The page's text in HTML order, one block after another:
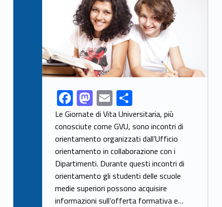
Link identifier share facebook archive #share-link-archive-1129F
ac
e
b
o
o
k
M
as
to
d
o
n
E
m
ai
l
S
h
ar
e
Le Giornate di Vita Universitaria, più
conosciute come GVU, sono incontri di
orientamento organizzati dall’Ufficio
orientamento in collaborazione con i
Dipartimenti. Durante questi incontri di
orientamento gli studenti delle scuole
medie superiori possono acquisire
informazioni sull’offerta formativa e…